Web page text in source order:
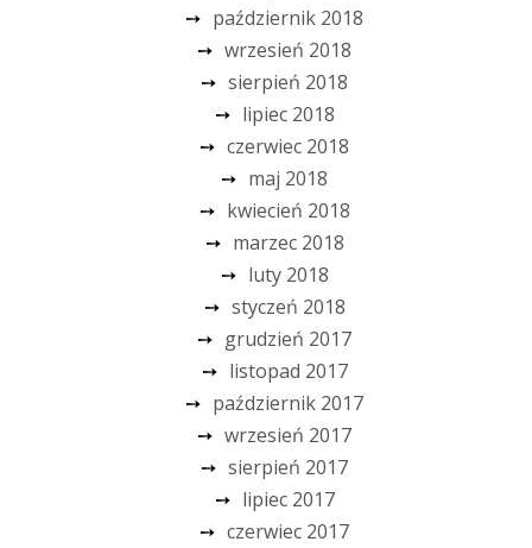
październik 2018
wrzesień 2018
sierpień 2018
lipiec 2018
czerwiec 2018
maj 2018
kwiecień 2018
marzec 2018
luty 2018
styczeń 2018
grudzień 2017
listopad 2017
październik 2017
wrzesień 2017
sierpień 2017
lipiec 2017
czerwiec 2017